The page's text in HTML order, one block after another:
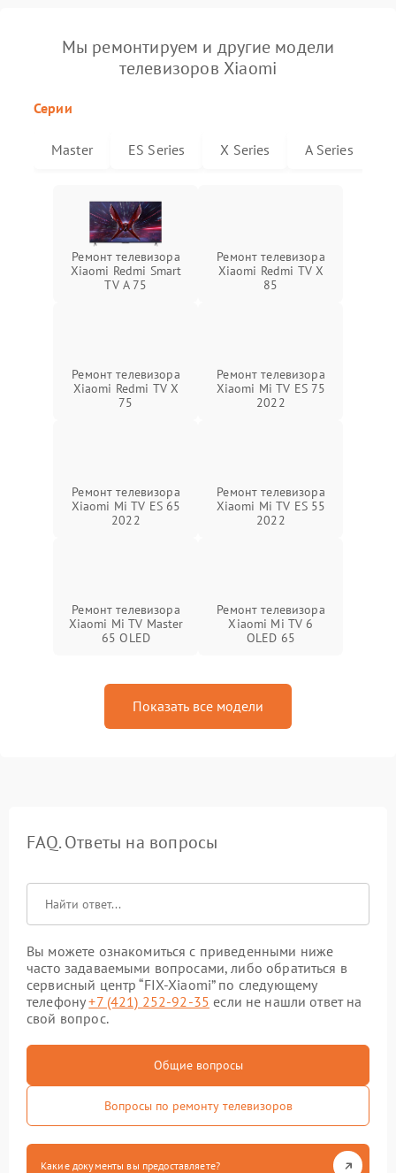
Мы ремонтируем и другие модели
телевизоров Xiaomi
Серии
Master ES Series X Series A Series
Ремонт телевизора
Xiaomi Redmi Smart
TV A 75
Ремонт телевизора
Xiaomi Redmi TV X
85
Ремонт телевизора
Xiaomi Redmi TV X
75
Ремонт телевизора
Xiaomi Mi TV ES 75
2022
Ремонт телевизора
Xiaomi Mi TV ES 65
2022
Ремонт телевизора
Xiaomi Mi TV ES 55
2022
Ремонт телевизора
Xiaomi Mi TV Master
65 OLED
Ремонт телевизора
Xiaomi Mi TV 6
OLED 65
Показать все модели
FAQ. Ответы на вопросы
Вы можете ознакомиться с приведенными ниже
часто задаваемыми вопросами, либо обратиться в
сервисный центр “FIX-Xiaomi” по следующему
телефону+7 (421) 252-92-35 если не нашли ответ на
свой вопрос.
Общие вопросы
Вопросы по ремонту телевизоров
Какие документы вы предоставляете?